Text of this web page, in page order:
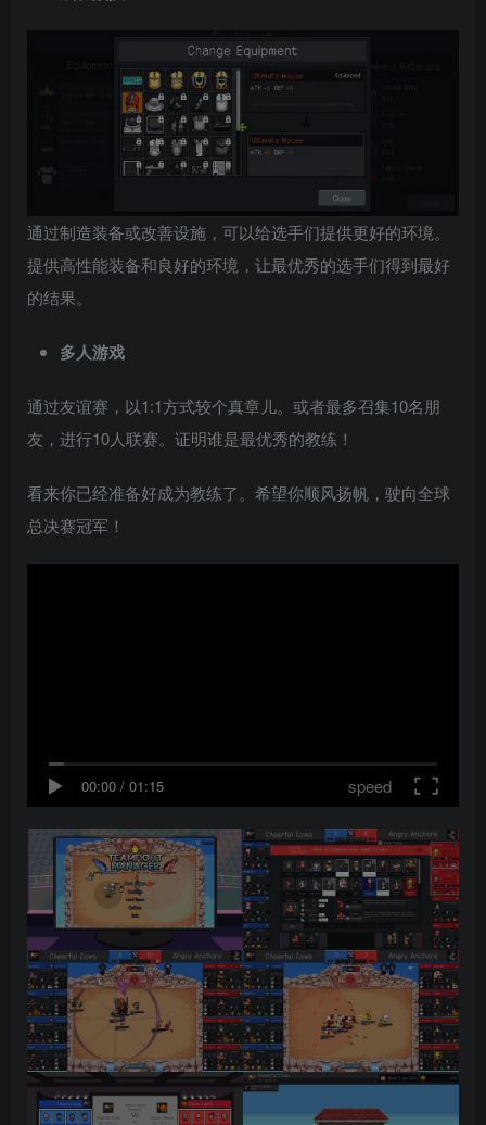
通过制造装备或改善设施，可以给选手们提供更好的环境。
提供高性能装备和良好的环境，让最优秀的选手们得到最好
的结果。
多人游戏
通过友谊赛，以1:1方式较个真章儿。或者最多召集10名朋
友，进行10人联赛。证明谁是最优秀的教练！
看来你已经准备好成为教练了。希望你顺风扬帆，驶向全球
总决赛冠军！
00:00 / 01:15 speed